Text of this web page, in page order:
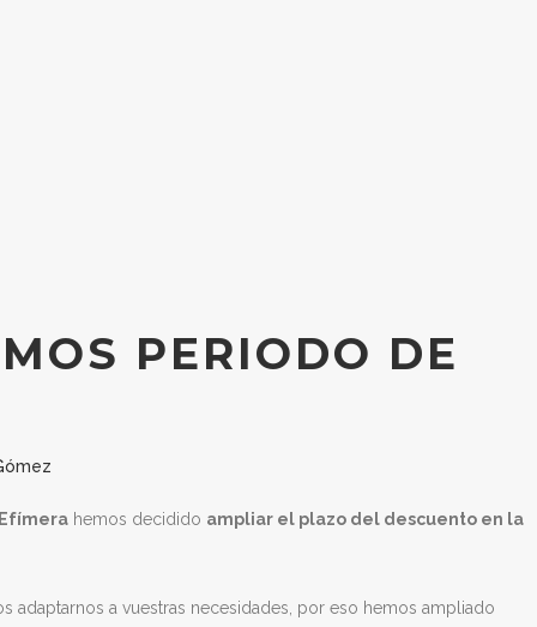
PERIODO DE
hemos decidido ampliar el plazo del descuento en la
adaptarnos a vuestras necesidades, por eso hemos ampliado